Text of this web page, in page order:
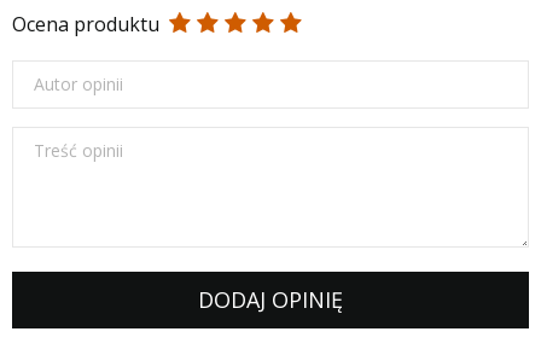
Ocena produktu
Autor opinii
Treść opinii
DODAJ OPINIĘ